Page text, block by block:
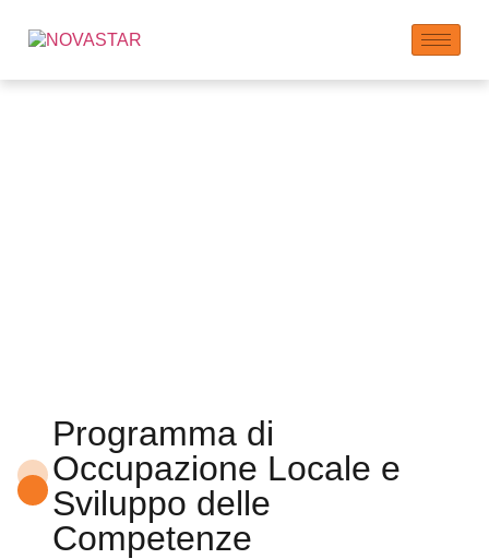
Programma di
Occupazione Locale e
Sviluppo delle
Competenze